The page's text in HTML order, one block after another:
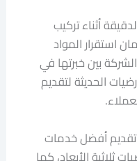
أثناء تركيب
استقرار المواد
بين خبرتها في
الحديثة لتقديم
تقديم أفضل خدمات
ثلاثية الأبعاد، كما